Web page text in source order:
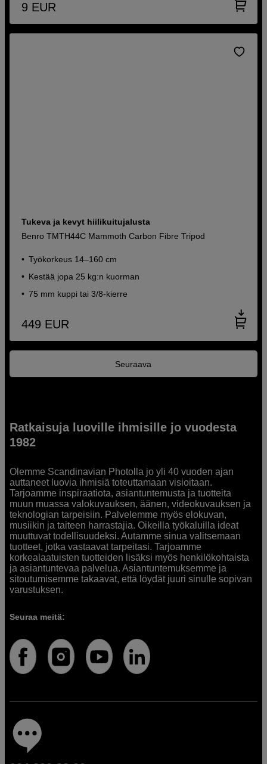
9 EUR
Tukeva ja kevyt hiilikuitujalusta
Benro TMTH44C Mammoth Carbon Fibre Tripod
Työkorkeus 14–160 cm
Kestää jopa 25 kg:n kuorman
75 mm kuppi tai 3/8-kierre
449 EUR
Seuraava
Ratkaisuja luoville ihmisille jo vuodesta
1982
Olemme Scandinavian Photolla jo yli 40 vuoden ajan
auttaneet luovia ihmisiä toteuttamaan visioitaan.
Tarjoamme inspiraatiota, asiantuntemusta ja tuotteita
muun muassa valokuvauksen, äänen, videokuvauksen ja
teknologian tarpeisiin. Palvelemme myös elokuvan,
musiikin ja taiteen harrastajia. Oikeilla työkaluilla ideat
muuttuvat todellisuudeksi. Autamme sinua valitsemaan
tuotteet, jotka vastaavat tarpeitasi. Tarjoamme
korkealaatuisten tuotteiden lisäksi myös henkilökohtaista
ja asiantuntevaa palvelua. Asiantuntemuksemme ja
sitoutumisemme takaavat, että löydät juuri sinulle sopivan
varustuksen.
Seuraa meitä: